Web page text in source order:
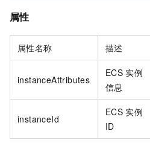
属性
属性名称 描述
instanceAttributes
ECS 实例
信息
instanceId
ECS 实例
ID